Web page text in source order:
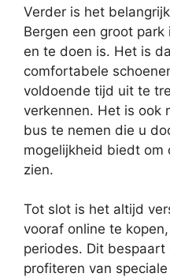
Verder is het
Bergen een groot
en te doen is. Het is
comfortabele
voldoende tijd uit te
verkennen. Het is ook
bus te nemen die u
mogelijkheid biedt
zien.
Tot slot is het altijd
vooraf online te
periodes. Dit
profiteren van